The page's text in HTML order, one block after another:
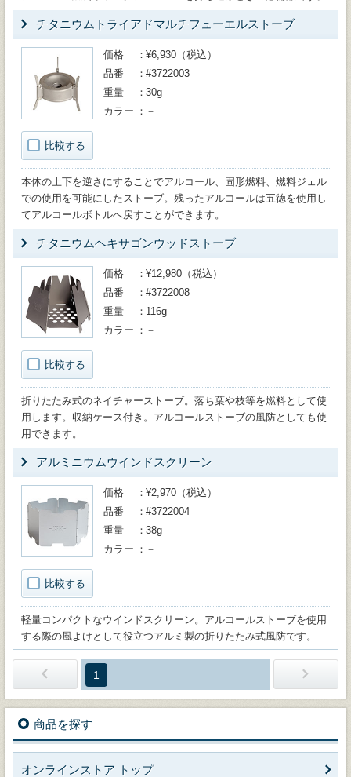
チタニウムトライアドマルチフューエルストーブ
比較する
価格
¥6,930（税込）
品番
#3722003
重量
30g
カラー
－
本体の上下を逆さにすることでアルコール、固形燃料、燃料ジェル
での使用を可能にしたストーブ。残ったアルコールは五徳を使用し
てアルコールボトルへ戻すことができます。
チタニウムヘキサゴンウッドストーブ
比較する
価格
¥12,980（税込）
品番
#3722008
重量
116g
カラー
－
折りたたみ式のネイチャーストーブ。落ち葉や枝等を燃料として使
用します。収納ケース付き。アルコールストーブの風防としても使
用できます。
アルミニウムウインドスクリーン
比較する
価格
¥2,970（税込）
品番
#3722004
重量
38g
カラー
－
軽量コンパクトなウインドスクリーン。アルコールストーブを使用
する際の風よけとして役立つアルミ製の折りたたみ式風防です。
1
商品を探す
オンラインストア トップ